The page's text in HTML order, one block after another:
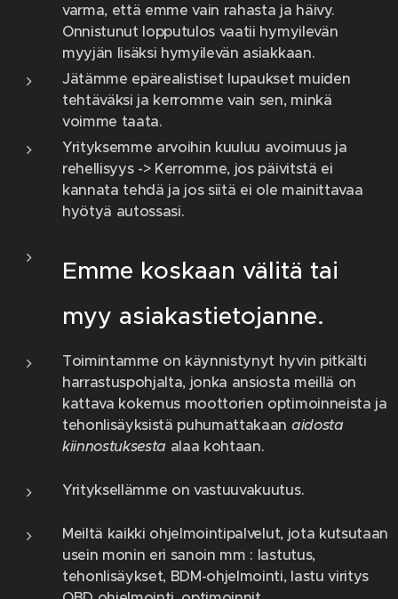
varma, että emme vain rahasta ja häivy.
Onnistunut lopputulos vaatii hymyilevän
myyjän lisäksi hymyilevän asiakkaan.
Jätämme epärealistiset lupaukset muiden
tehtäväksi ja kerromme vain sen, minkä
voimme taata.
Yrityksemme arvoihin kuuluu avoimuus ja
rehellisyys -> Kerromme, jos päivitstä ei
kannata tehdä ja jos siitä ei ole mainittavaa
hyötyä autossasi.
Emme koskaan välitä tai
myy asiakastietojanne.
Toimintamme on käynnistynyt hyvin pitkälti
harrastuspohjalta, jonka ansiosta meillä on
kattava kokemus moottorien optimoinneista ja
tehonlisäyksistä puhumattakaan aidosta
kiinnostuksesta alaa kohtaan.
Yrityksellämme on vastuuvakuutus.
Meiltä kaikki ohjelmointipalvelut, jota kutsutaan
usein monin eri sanoin mm : lastutus,
tehonlisäykset, BDM-ohjelmointi, lastu viritys